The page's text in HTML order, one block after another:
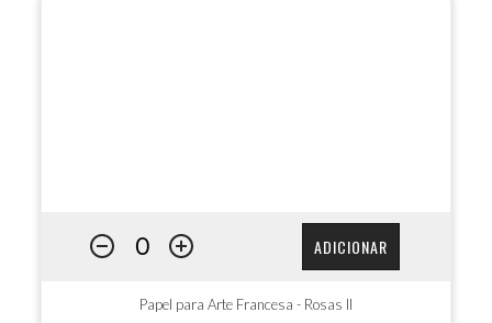
ADICIONAR
Papel para Arte Francesa - Rosas II